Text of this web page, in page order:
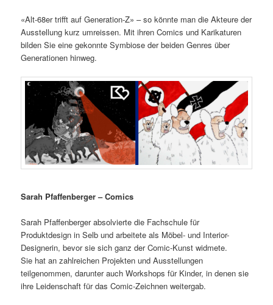
«Alt-68er trifft auf Generation-Z» – so könnte man die Akteure der
Ausstellung kurz umreissen. Mit ihren Comics und Karikaturen
bilden Sie eine gekonnte Symbiose der beiden Genres über
Generationen hinweg.
Sarah Pfaffenberger – Comics
Sarah Pfaffenberger absolvierte die Fachschule für
Produktdesign in Selb und arbeitete als Möbel- und Interior-
Designerin, bevor sie sich ganz der Comic-Kunst widmete.
Sie hat an zahlreichen Projekten und Ausstellungen
teilgenommen, darunter auch Workshops für Kinder, in denen sie
ihre Leidenschaft für das Comic-Zeichnen weitergab.